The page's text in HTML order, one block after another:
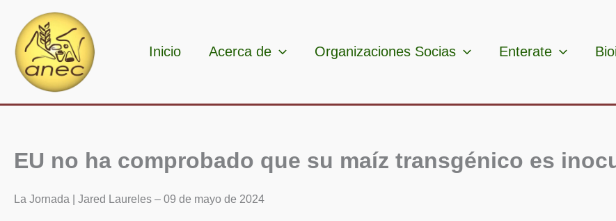
contenido
Inicio Acerca de Organizaciones Socias Enterate
EU no ha comprobado que su maíz transgénico es
La Jornada | Jared Laureles – 09 de mayo de 2024